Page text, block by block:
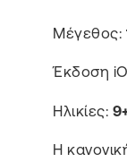
Μέγεθος:
Έκδοση
Ηλικίες:
Η